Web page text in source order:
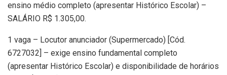
ensino médio completo (apresentar Histórico Escolar) –
SALÁRIO R$ 1.305,00.
1 vaga – Locutor anunciador (Supermercado) [Cód.
6727032] – exige ensino fundamental completo
(apresentar Histórico Escolar) e disponibilidade de horários